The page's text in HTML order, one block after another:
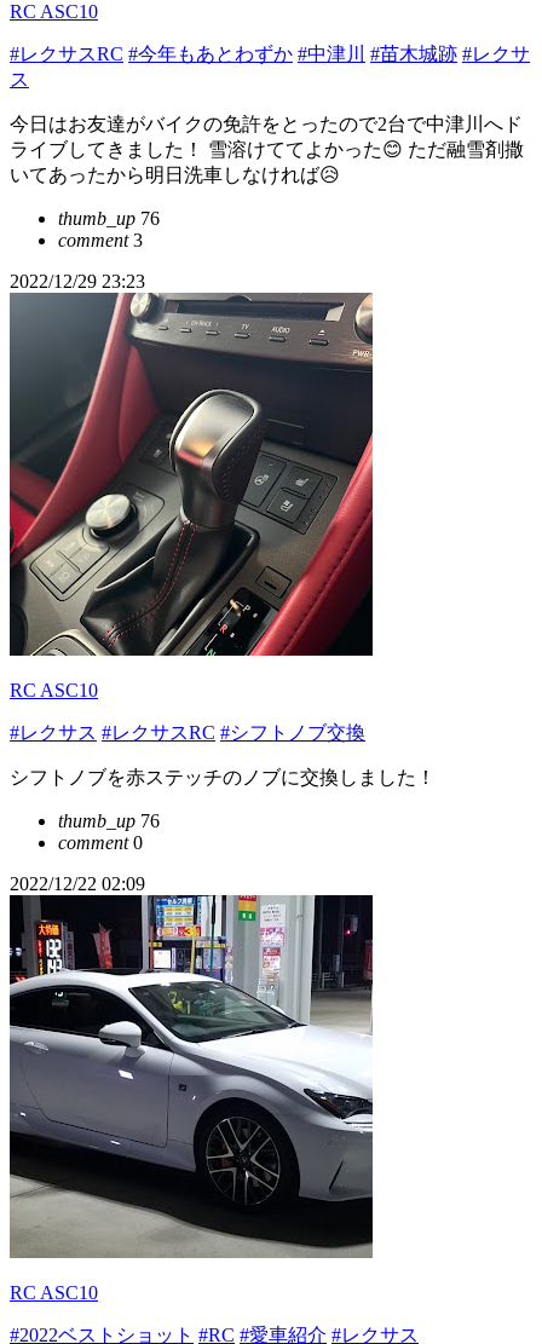
RC ASC10
#レクサスRC #今年もあとわずか #中津川 #苗木城跡 #レクサ
ス
今日はお友達がバイクの免許をとったので2台で中津川へド
ライブしてきました！ 雪溶けててよかった😊 ただ融雪剤撒
いてあったから明日洗車しなければ😥
thumb_up 76
comment3
2022/12/29 23:23
RC ASC10
#レクサス #レクサスRC #シフトノブ交換
シフトノブを赤ステッチのノブに交換しました！
thumb_up 76
comment0
2022/12/22 02:09
RC ASC10
#2022ベストショット #RC #愛車紹介 #レクサス